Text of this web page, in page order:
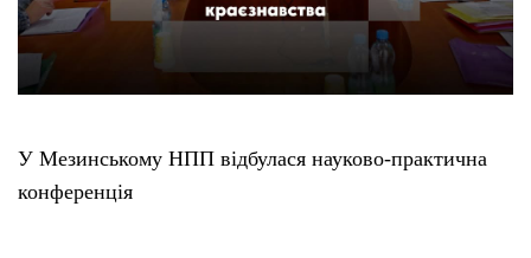
У Мезинському НПП відбулася науково-практична
конференція